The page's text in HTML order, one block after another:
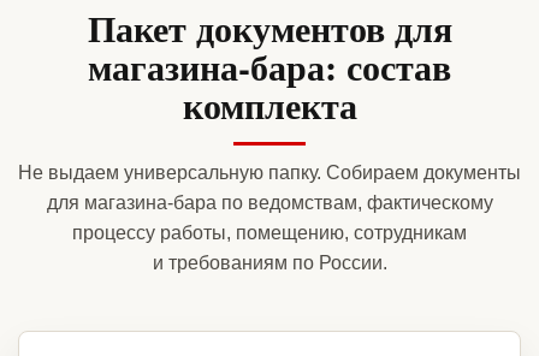
Пакет документов для
магазина-бара: состав
комплекта
Не выдаем универсальную папку. Собираем документы
для магазина-бара по ведомствам, фактическому
процессу работы, помещению, сотрудникам
и требованиям по России.